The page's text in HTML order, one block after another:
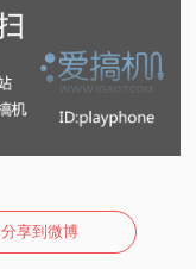
分享到微博